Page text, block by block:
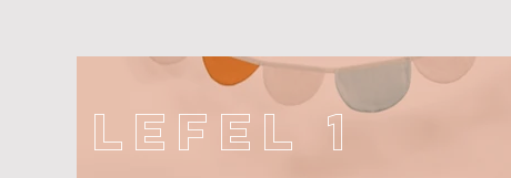
LEFEL 1